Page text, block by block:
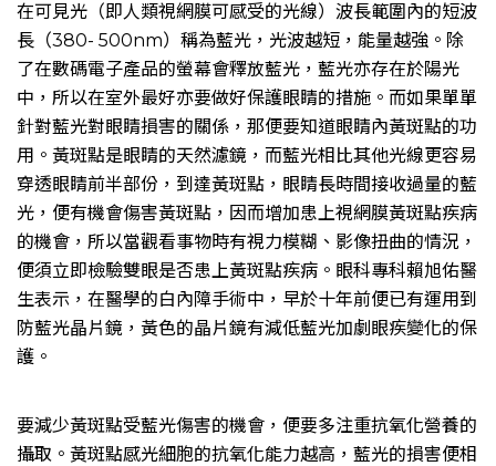
在可見光（即人類視網膜可感受的光線）波長範圍內的短波
長（380- 500nm）稱為藍光，光波越短，能量越強。除
了在數碼電子產品的螢幕會釋放藍光，藍光亦存在於陽光
中，所以在室外最好亦要做好保護眼睛的措施。而如果單單
針對藍光對眼睛損害的關係，那便要知道眼睛內黃斑點的功
用。黃斑點是眼睛的天然濾鏡，而藍光相比其他光線更容易
穿透眼睛前半部份，到達黃斑點，眼睛長時間接收過量的藍
光，便有機會傷害黃斑點，因而增加患上視網膜黃斑點疾病
的機會，所以當觀看事物時有視力模糊、影像扭曲的情況，
便須立即檢驗雙眼是否患上黃斑點疾病。眼科專科賴旭佑醫
生表示，在醫學的白內障手術中，早於十年前便已有運用到
防藍光晶片鏡，黃色的晶片鏡有減低藍光加劇眼疾變化的保
護。
要減少黃斑點受藍光傷害的機會，便要多注重抗氧化營養的
攝取。黃斑點感光細胞的抗氧化能力越高，藍光的損害便相